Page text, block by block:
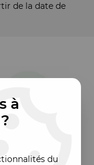
de la date de
à
du